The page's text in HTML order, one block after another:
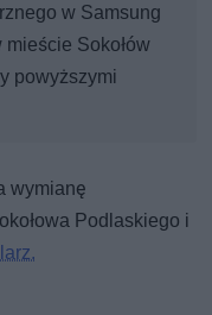
w Samsung
Sokołów
powyższymi
wymianę
Podlaskiego i